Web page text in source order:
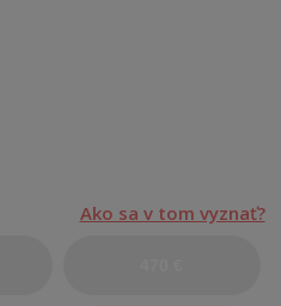
Ako sa v tom vyznať?